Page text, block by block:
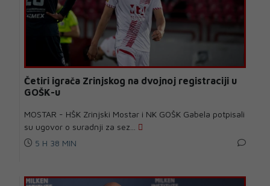
Četiri igrača Zrinjskog na dvojnoj registraciji u
GOŠK-u
MOSTAR - HŠK Zrinjski Mostar i NK GOŠK Gabela potpisali
su ugovor o suradnji za sez...
5 H 38 MIN